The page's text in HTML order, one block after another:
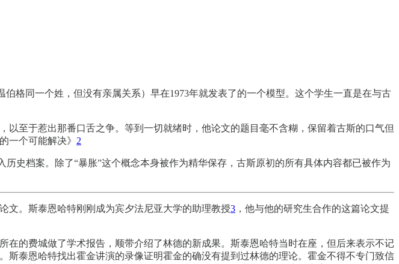
格同一个姓，但没有亲属关系）早在1973年就发表了的一个模型。这个学生一直是在与古
至于惹出那番口舌之争。等到一切就绪时，他论文的题目毫不含糊，保留着古斯的口气但
一个可能解决》 2
史档案。除了“暴胀”这个概念本身被作为精华保存，古斯原初的所有具体内容都已被作为
文。斯泰恩哈特刚刚成为宾夕法尼亚大学的助理教授3 ，他与他的研究生合作的这篇论文提
的费城做了学术报告，顺带介绍了林德的新成果。斯泰恩哈特当时在座，但后来表示不记
泰恩哈特找出霍金讲演的录像证明霍金的确没有提到过林德的理论。霍金不得不专门致信